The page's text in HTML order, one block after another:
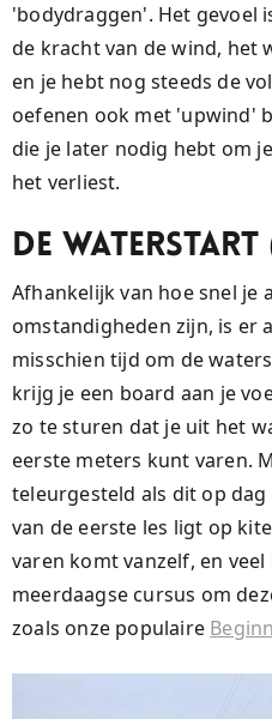
'bodydraggen'. Het gevoel
de kracht van de wind, het
en je hebt nog steeds de
oefenen ook met 'upwind'
die je later nodig hebt om
het verliest.
De Waterstart
Afhankelijk van hoe snel je
omstandigheden zijn, is er
misschien tijd om de
krijg je een board aan je
zo te sturen dat je uit het
eerste meters kunt varen.
teleurgesteld als dit op
van de eerste les ligt op
varen komt vanzelf, en
meerdaagse cursus om
zoals onze populaire